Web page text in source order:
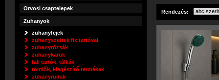
Orvosi csaptelepek
Zuhanyok
zuhanyfejek
zuhanyszettek fix tartóval
zuhanyrózsák
zuhanykarok
fali tartók, tálkák
tömlők, kiegészítő termékek
zuhanyrudak
Rendezés: